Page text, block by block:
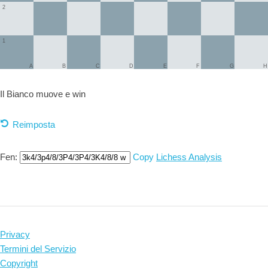
1
2
A B C D E F G H
Il Bianco muove e win
Reimposta
Fen: Copy Lichess Analysis
Privacy
Termini del Servizio
Copyright